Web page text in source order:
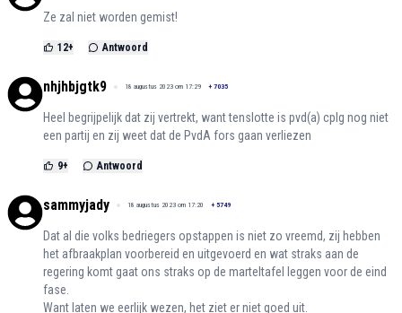
Ze zal niet worden gemist!
12+ Antwoord
nhjhbjgtk9 18 augustus 2023 om 17:29 + 7035
Heel begrijpelijk dat zij vertrekt, want tenslotte is pvd(a) cplg nog niet
een partij en zij weet dat de PvdA fors gaan verliezen
9+ Antwoord
sammyjady 18 augustus 2023 om 17:20 + 5749
Dat al die volks bedriegers opstappen is niet zo vreemd, zij hebben
het afbraakplan voorbereid en uitgevoerd en wat straks aan de
regering komt gaat ons straks op de marteltafel leggen voor de eind
fase.
Want laten we eerlijk wezen, het ziet er niet goed uit.